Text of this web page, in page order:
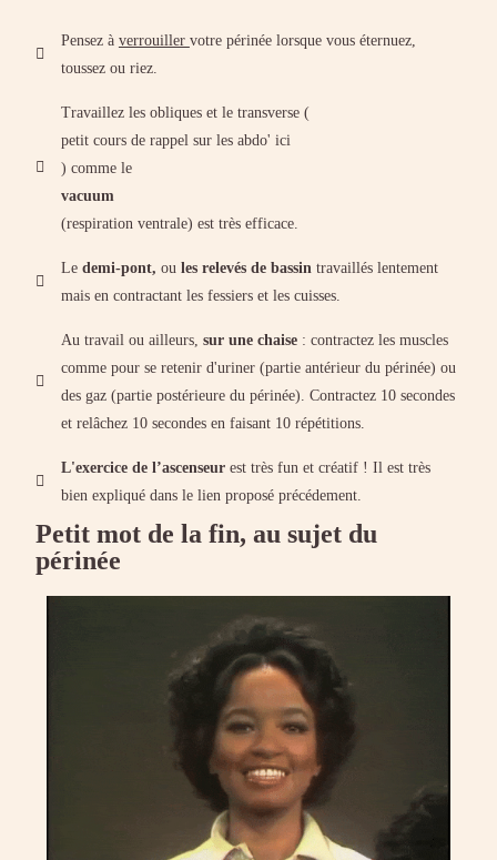
Pensez à verrouiller votre périnée lorsque vous éternuez,
toussez ou riez.
Travaillez les obliques et le transverse (
petit cours de rappel sur les abdo' ici
) comme le
vacuum
(respiration ventrale) est très efficace.
Le demi-pont, ou les relevés de bassin travaillés lentement
mais en contractant les fessiers et les cuisses.
Au travail ou ailleurs, sur une chaise: contractez les muscles
comme pour se retenir d'uriner (partie antérieur du périnée) ou
des gaz (partie postérieure du périnée). Contractez 10 secondes
et relâchez 10 secondes en faisant 10 répétitions.
L'exercice de l’ascenseurest très fun et créatif ! Il est très
bien expliqué dans le lien proposé précédement.
Petit mot de la fin, au sujet du
périnée